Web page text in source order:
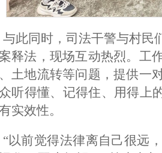
与此同时，司法干警与村民
释法，现场互动热烈。工
土地流转等问题，提供一
听得懂、记得住、用得上
实效性。
“以前觉得法律离自己很远